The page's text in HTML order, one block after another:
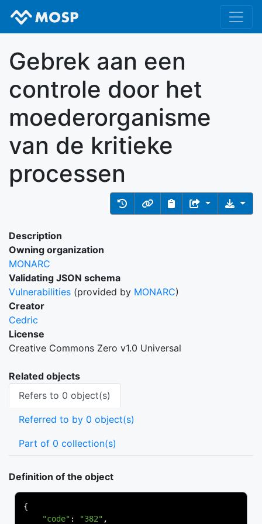
Gebrek aan een
controle door het
moederorganisme
van de kritieke
processen
Description
Owning organization
MONARC
Validating JSON schema
Vulnerabilities (provided by MONARC)
Creator
Cedric
License
Creative Commons Zero v1.0 Universal
Related objects
Refers to 0 object(s)
Referred to by 0 object(s)
Part of 0 collection(s)
Definition of the object
{
"code" : "382" ,